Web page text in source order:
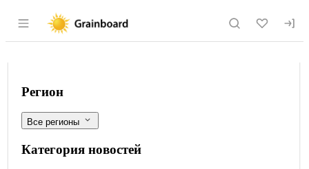
Раздел навигации по сайту
Мурманский филиал НЦБРСП
Фильтры
Регион
Все регионы
Категория новостей